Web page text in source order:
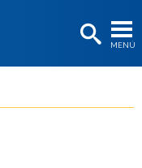
MENÚ